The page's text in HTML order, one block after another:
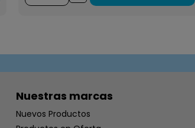
Nuestras marcas
Nuevos Productos